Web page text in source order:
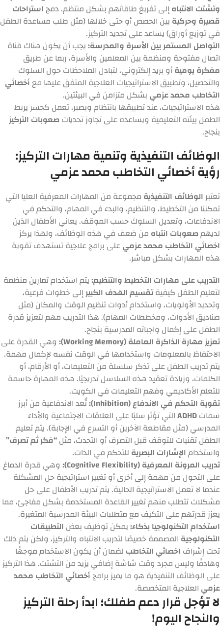
وتشتت الانتباهإلى تفريغ طاقاتهم بشكل منتظم. دمج استراحات
قصيرة وحركية بين الحصص أو حتى خلالها (مثل طلب مساعدة الطفل
في توزيع أوراق) يساعد على تجديد التركيز.
التواصل المستمر بين الأسرة والمدرسة:يجب أن يكون هناك قناة
اتصال مفتوحة ومنظمة بين المعلمين والأسرة، ربما عن طريق
مفكرة يوميةأو بريد إلكتروني، لتبادل الملاحظات حول السلوك
والتحصيل، وتطبيق الاستراتيجيات العلاجية المتفق عليها مع أخصائي
التخاطب محمد عزمي بشكل متزامن في البيئتين.
هذه الاستراتيجيات، عند تطبيقها بانتظام وبصبر، تعمل كجسر يربط
الطفل بيئته التعليمية ويساعده على تجاوز تحديات صعوبات التركيز
بنجاح.
الوظائف التنفيذية وتنمية مهارات التركيز:
رؤيةأخصائي التخاطب محمد عزمي
تعتبر الوظائف التنفيذية مجموعة من المهارات المعرفية العليا التي
تمكننا من التخطيط، والتنظيم، والبدء في المهام، والتحكم في
الاندفاعات، وتعديل السلوك حسب الموقف. يعاني الأطفال الذين
لديهمصعوبات انتباه من ضعف في هذه الوظائف، ولهذا يركز
اخصائي التخاطب محمد عزميعلى برامج علاجية تستهدف تقوية
هذه المهارات بشكل مباشر.
التدريب على مهارات التخطيط والتنظيم:يتم استخدام تمارين منظمة
لتعليم الطفل كيفيةتقسيم الهدف الكبيرإلى خطوات فرعية،
وتحديد الأولويات، واستخدام أدوات تنظيم الوقت والمكان (مثل
صناديق الأدوات، ومخططات المهام). هذا التدريب مهم لتعزيز قدرة
الطفل على إكمال واجباته المدرسية بنجاح.
تعزيز مهارة الذاكرة العاملة (Working Memory):
وهي القدرة على
الاحتفاظ بالمعلومات واستخدامها في الوقت نفسه لإكمال مهمة.
يتم تدريب الطفل على تذكر سلسلة من التعليمات، أو الأرقام، أو
الكلمات، وزيادة تعقيد هذه السلاسل تدريجيًا. هذه المهارة حاسمة
للتعلم الأكاديمي وفهم التعليمات في الكويت.
تقوية التحكم في الاندفاع (Inhibition):
تُعد الاندفاعية من أبرز
سماتADHDالتي تؤثر سلبًا على العلاقات الاجتماعية والأداء
المدرسي (مثل مقاطعة الآخرين أو التسرع في الإجابة). يتم تعليم
الطفل تقنيات للتوقف قبل التصرف أو التحدث، مثل“فكر ثم تصرف”
واستخدامالإشارات البصرية للتحكم في الذات.
تدريب المرونة المعرفية (Cognitive Flexibility):
وهي قدرة الدماغ
على التحول من مهمة إلى أخرى أو تغيير استراتيجية حل المشكلة
عندما لا تعمل الاستراتيجية الحالية. يتم تدريب الأطفال على حل
مشكلات تتطلب منهم تغيير القاعدة المستخدمة بشكل مفاجئ، مما
يعزز قدرتهم على التكيف مع متطلبات البيئة المدرسية المتغيرة.
استخدام التكنولوجيا بذكاء:يمكن توظيف بعض التطبيقات
التكنولوجية المصممة خصيصًا لتدريب الانتباه والتركيز، ولكن يتم ذلك
تحت إشراف اخصائي التخاطب لضمان أن يكون الاستخدام موجهًا
وهادفًا وليس مجرد وقت شاشة إضافي يزيد من التشتت. هذا التركيز
على الوظائف التنفيذية هو ما يميز برامج أخصائي التخاطب محمد
عزمي العلاجية المتخصصة.
لا تؤجل قرار دعم طفلك؛ ابدأ رحلة التركيز
والنجاح اليوم!